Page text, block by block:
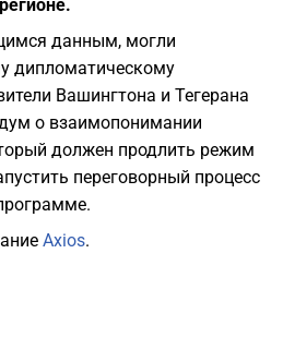
данным, могли
дипломатическому
Вашингтона и Тегерана
о взаимопонимании
должен продлить режим
переговорный процесс
Axios.